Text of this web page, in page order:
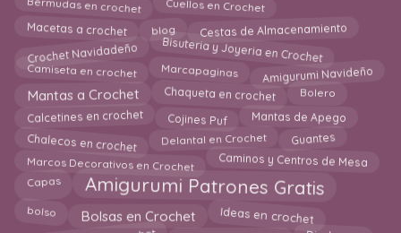
Bermudas en crochet Cuellos en Crochet
Macetas a crochet blog Cestas de Almacenamiento
Crochet Navidadeño Bisuteria y Joyeria en Crochet
Camiseta en crochet Marcapaginas Amigurumi Navideño
Mantas a Crochet Chaqueta en crochet Bolero
Calcetines en crochet Cojines Puf Mantas de Apego
Chalecos en crochet Delantal en Crochet Guantes
Marcos Decorativos en Crochet Caminos y Centros de Mesa
Capas Amigurumi Patrones Gratis
bolso Bolsas en Crochet Ideas en crochet